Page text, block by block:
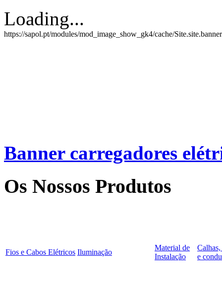
Loading...
https://sapol.pt/modules/mod_image_show_gk4/cache/
Bannercarregadores
Os Nossos Produtos
Fios e Cabos Elétricos Iluminação
Material de
Instalação
e